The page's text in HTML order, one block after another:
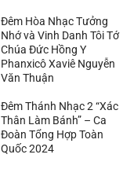
Đêm Hòa Nhạc Tưởng
Nhớ và Vinh Danh Tôi Tớ
Chúa Đức Hồng Y
Phanxicô Xaviê Nguyễn
Văn Thuận
Đêm Thánh Nhạc 2 “Xác
Thân Làm Bánh” – Ca
Đoàn Tổng Hợp Toàn
Quốc 2024